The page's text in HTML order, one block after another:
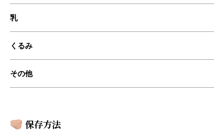
乳
くるみ
その他
保存方法